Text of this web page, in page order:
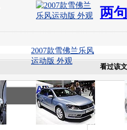
2007款雪佛兰乐风
运动版 外观
两句
看过该